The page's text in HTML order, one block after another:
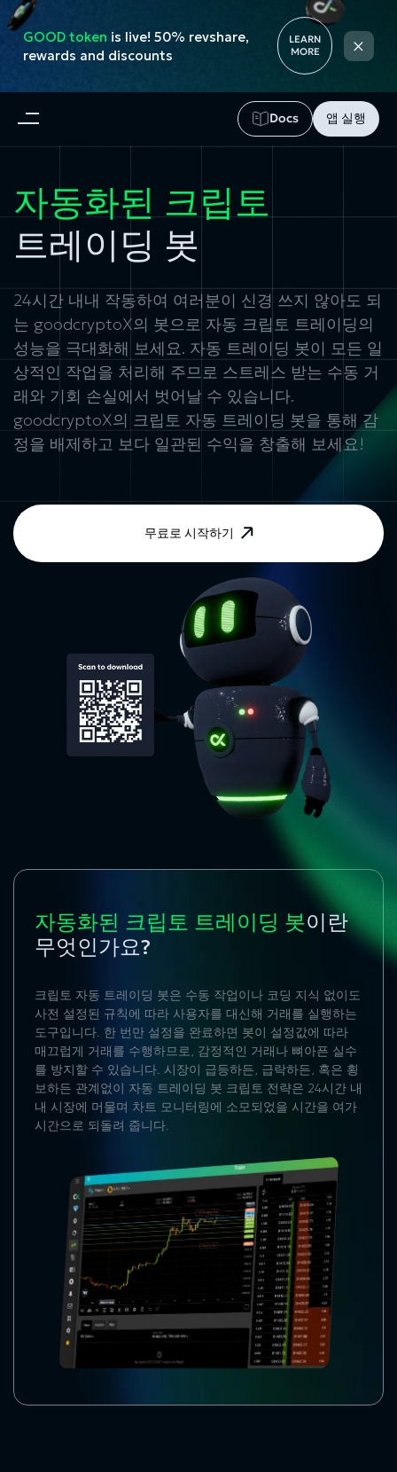
Docs 앱 실행
GOOD token is live! 50% revshare,
rewards and discounts
LEARN
MORE
×
자동화된 크립토
트레이딩 봇
24시간 내내 작동하여 여러분이 신경 쓰지 않아도 되
는 goodcryptoX의 봇으로 자동 크립토 트레이딩의
성능을 극대화해 보세요. 자동 트레이딩 봇이 모든 일
상적인 작업을 처리해 주므로 스트레스 받는 수동 거
래와 기회 손실에서 벗어날 수 있습니다.
goodcryptoX의 크립토 자동 트레이딩 봇을 통해 감
정을 배제하고 보다 일관된 수익을 창출해 보세요!
무료로 시작하기
자동화된 크립토 트레이딩 봇이란
무엇인가요?
크립토 자동 트레이딩 봇은 수동 작업이나 코딩 지식 없이도
사전 설정된 규칙에 따라 사용자를 대신해 거래를 실행하는
도구입니다. 한 번만 설정을 완료하면 봇이 설정값에 따라
매끄럽게 거래를 수행하므로, 감정적인 거래나 뼈아픈 실수
를 방지할 수 있습니다. 시장이 급등하든, 급락하든, 혹은 횡
보하든 관계없이 자동 트레이딩 봇 크립토 전략은 24시간 내
내 시장에 머물며 차트 모니터링에 소모되었을 시간을 여가
시간으로 되돌려 줍니다.